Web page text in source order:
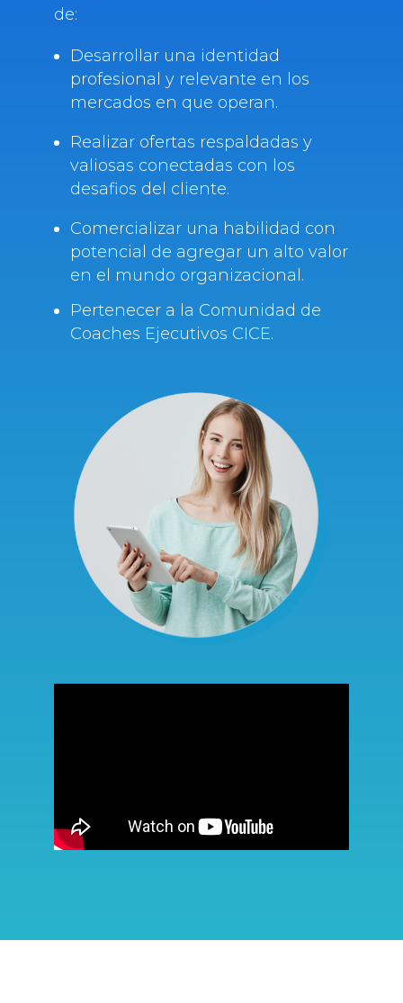
de:
Desarrollar una identidad
profesional y relevante en los
mercados en que operan.
Realizar ofertas respaldadas y
valiosas conectadas con los
desafios del cliente.
Comercializar una habilidad con
potencial de agregar un alto valor
en el mundo organizacional.
Pertenecer a la Comunidad de
Coaches Ejecutivos CICE.